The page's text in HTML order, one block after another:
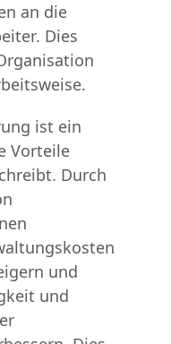
an die
Dies
ist ein
Vorteile
Durch
und
und